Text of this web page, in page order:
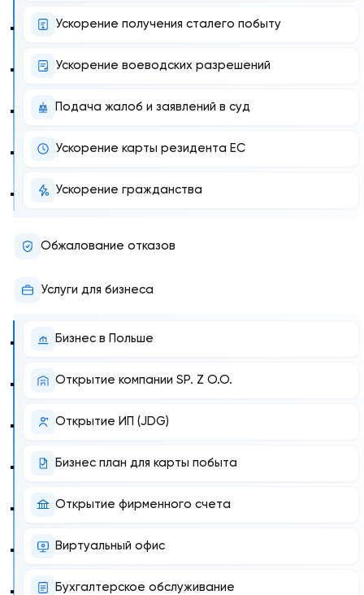
Ускорение получения сталего побыту
Ускорение воеводских разрешений
Подача жалоб и заявлений в суд
Ускорение карты резидента ЕС
Ускорение гражданства
Обжалование отказов
Услуги для бизнеса
Бизнес в Польше
Открытие компании SP. Z O.O.
Открытие ИП (JDG)
Бизнес план для карты побыта
Открытие фирменного счета
Виртуальный офис
Бухгалтерское обслуживание